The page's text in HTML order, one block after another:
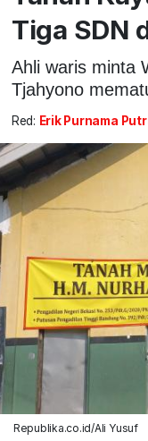
Tiga SDN
Ahli waris minta
Tjahyono
Red: Erik Purnama
Republika.co.id/Ali Yusuf